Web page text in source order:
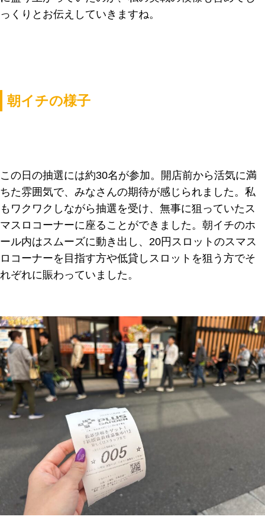
っくりとお伝えしていきますね。
朝イチの様子
この日の抽選には約30名が参加。開店前から活気に満
ちた雰囲気で、みなさんの期待が感じられました。私
もワクワクしながら抽選を受け、無事に狙っていたス
マスロコーナーに座ることができました。朝イチのホ
ール内はスムーズに動き出し、20円スロットのスマス
ロコーナーを目指す方や低貸しスロットを狙う方でそ
れぞれに賑わっていました。